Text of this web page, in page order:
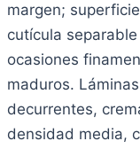
margen;
cutícula
ocasiones
maduros.
decurrentes,
densidad media,